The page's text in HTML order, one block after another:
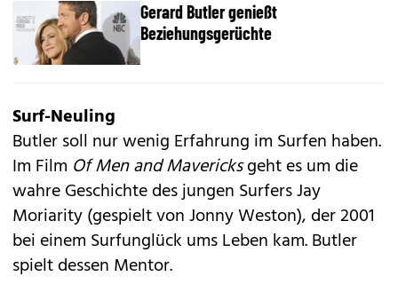
Gerard Butler genießt
Beziehungsgerüchte
Surf-Neuling
Butler soll nur wenig Erfahrung im Surfen haben.
Im Film Of Men and Mavericksgeht es um die
wahre Geschichte des jungen Surfers Jay
Moriarity (gespielt von Jonny Weston), der 2001
bei einem Surfunglück ums Leben kam. Butler
spielt dessen Mentor.